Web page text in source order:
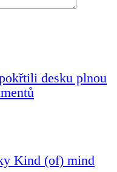
desku plnou
Kind (of) mind